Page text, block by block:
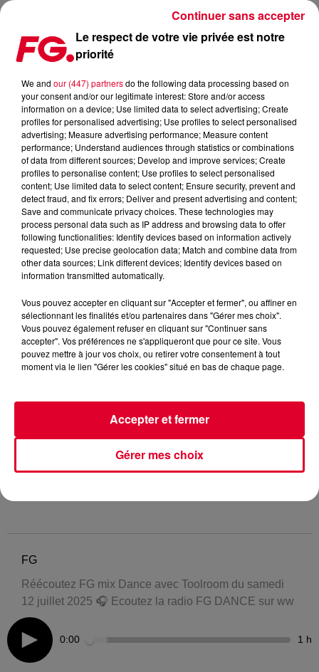
FG MIX DANCE : TOOLROOM
FG
Réécoutez FG mix Dance avec Toolroom du samedi
12 juillet 2025 🎧 Ecoutez la radio FG DANCE sur ww
0:00 1 h
Le respect de votre vie privée est notre
priorité
We and our (447) partnersdo the following data processing based on
your consent and/or our legitimate interest: Store and/or access
information on a device; Use limited data to select advertising; Create
profiles for personalised advertising; Use profiles to select personalised
advertising; Measure advertising performance; Measure content
performance; Understand audiences through statistics or combinations
of data from different sources; Develop and improve services; Create
profiles to personalise content; Use profiles to select personalised
content; Use limited data to select content; Ensure security, prevent and
detect fraud, and fix errors; Deliver and present advertising and content;
Save and communicate privacy choices. These technologies may
process personal data such as IP address and browsing data to offer
following functionalities: Identify devices based on information actively
requested; Use precise geolocation data; Match and combine data from
other data sources; Link different devices; Identify devices based on
information transmitted automatically.
Vous pouvez accepter en cliquant sur "Accepter et fermer", ou affiner en
sélectionnant les finalités et/ou partenaires dans "Gérer mes choix".
Vous pouvez également refuser en cliquant sur "Continuer sans
accepter". Vos préférences ne s'appliqueront que pour ce site. Vous
pouvez mettre à jour vos choix, ou retirer votre consentement à tout
moment via le lien "Gérer les cookies" situé en bas de chaque page.
Gérer mes choix
Accepter et fermer
Continuer sans accepter